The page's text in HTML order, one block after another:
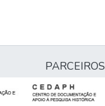
PARCEIROS